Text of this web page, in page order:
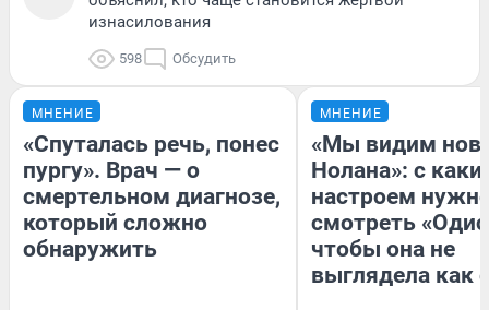
изнасилования
598 Обсудить
МНЕНИЕ
«Спуталась речь, понес
пургу». Врач — о
смертельном диагнозе,
который сложно
обнаружить
МНЕНИЕ
«Мы видим
Нолана»: с
настроем
смотреть
чтобы она не
выглядела как